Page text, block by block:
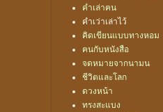
คำเล่าฅน
คำเว่าเล่าไว้
คิดเขียนแบบทางหอม
ฅนกับหนังสือ
จดหมายจากนามน
ชีวิตและโลก
ดวงหน้า
ทรงสะแบง